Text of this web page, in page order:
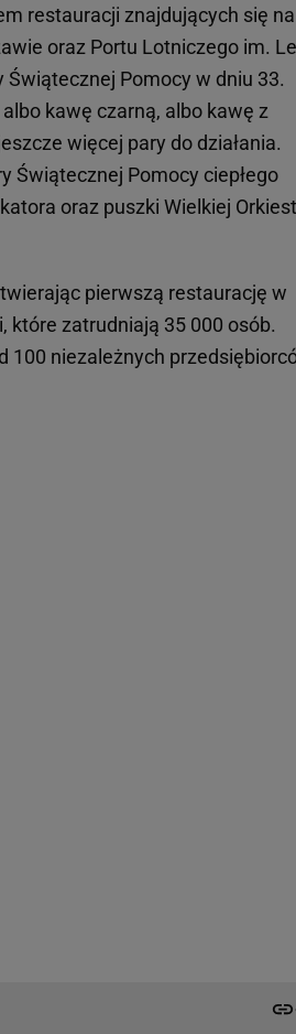
restauracji znajdujących się na
oraz Portu Lotniczego im.
Świątecznej Pomocy w dniu 33.
kawę czarną, albo kawę z
więcej pary do działania.
Świątecznej Pomocy ciepłego
oraz puszki Wielkiej
pierwszą restaurację w
które zatrudniają 35 000 osób.
100 niezależnych